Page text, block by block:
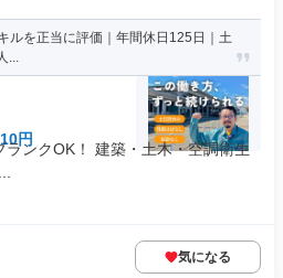
ルを正当に評価｜年間休日125日｜土
...
円
ンクOK！ 建築・土木・空調衛生
気になる